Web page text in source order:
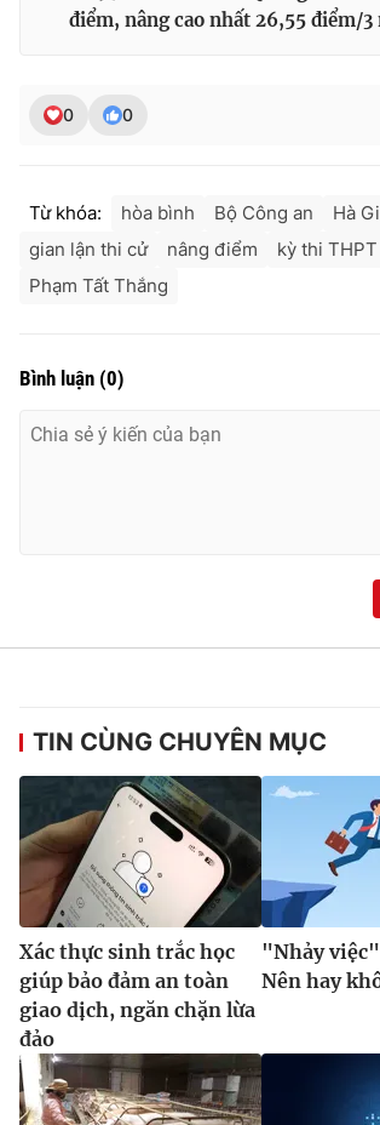
Tổng đài VTV:024.38 355 931 - 024.38 355
Liên hệ quảng cáo:
điểm, nâng cao nhất 26,55 điểm/3
0 0
Từ khóa: hòa bình Bộ Công an Hà
gian lận thi cử
nâng điểm
kỳ thi
Phạm Tất Thắng
Bình luận (0)
TIN CÙNG CHUYÊN MỤC
Xác thực sinh trắc học
giúp bảo đảm an toàn
giao dịch, ngăn chặn lừa
đảo
"Nhảy
Nên hay